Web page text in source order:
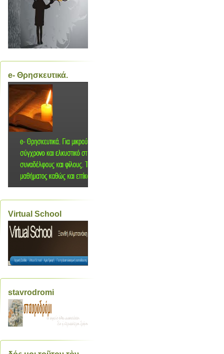
e- Θρησκευτικά.
Virtual School
stavrodromi